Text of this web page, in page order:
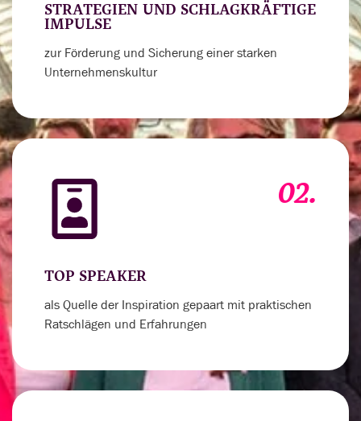
STRATEGIEN UND SCHLAGKRÄFTIGE
IMPULSE
zur Förderung und Sicherung einer starken
Unternehmenskultur
02.
TOP SPEAKER
als Quelle der Inspiration gepaart mit praktischen
Ratschlägen und Erfahrungen